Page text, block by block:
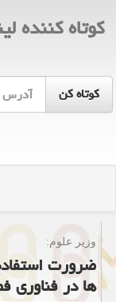
كوتاه كننده
وزیر علوم:
ضرورت
ها در فناوری